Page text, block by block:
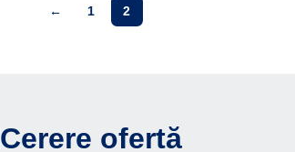
← 1 2
Cerere ofertă